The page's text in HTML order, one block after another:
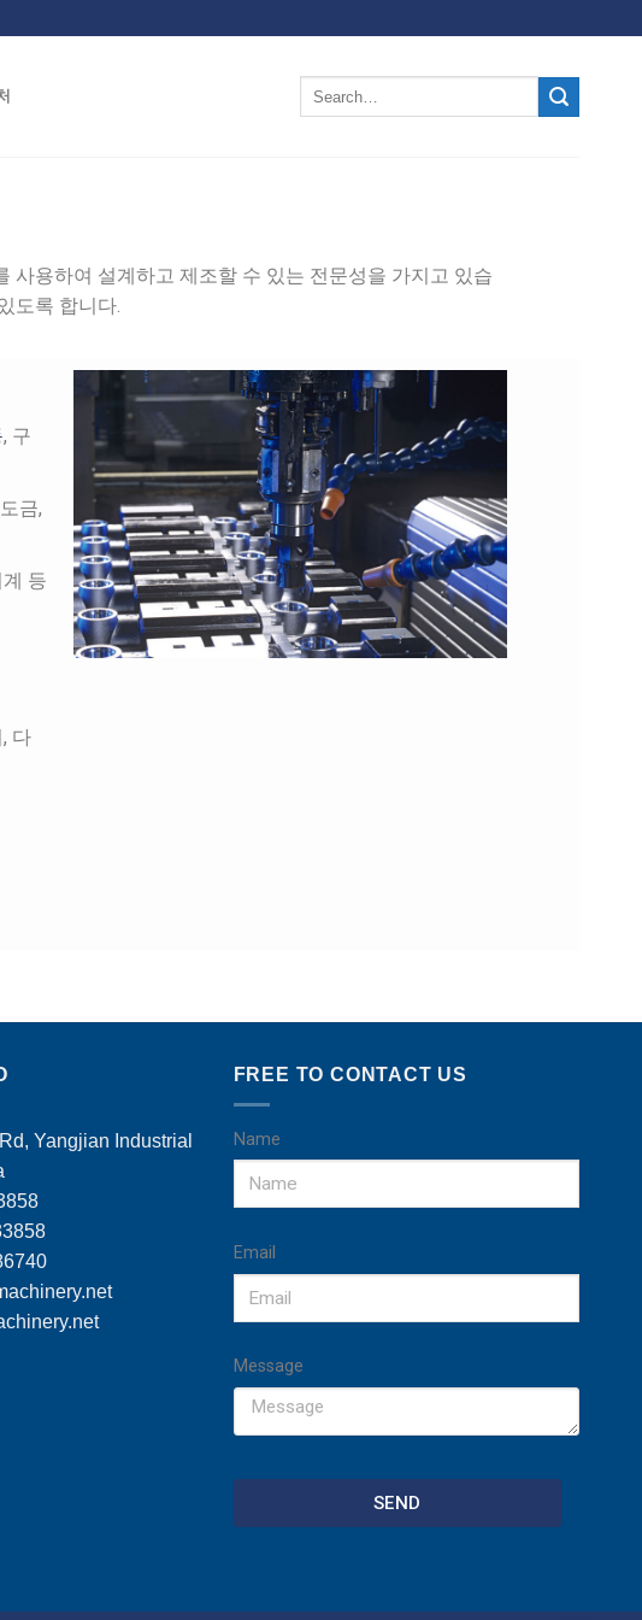
사용하여 설계하고 제조할 수 있는 전문성을 가지고 있습
도록 합니다.
, 구
금,
등
다
Yangjian Industrial
FREE TO CONTACT US
Name
Email
Message
SEND